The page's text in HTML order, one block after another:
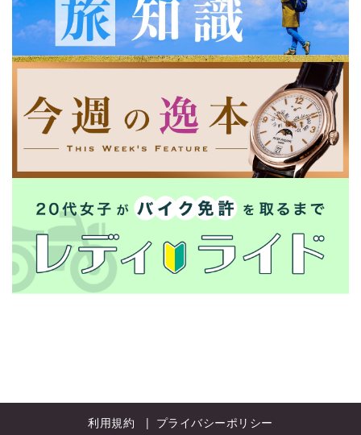
利用規約
プライバシーポリシー